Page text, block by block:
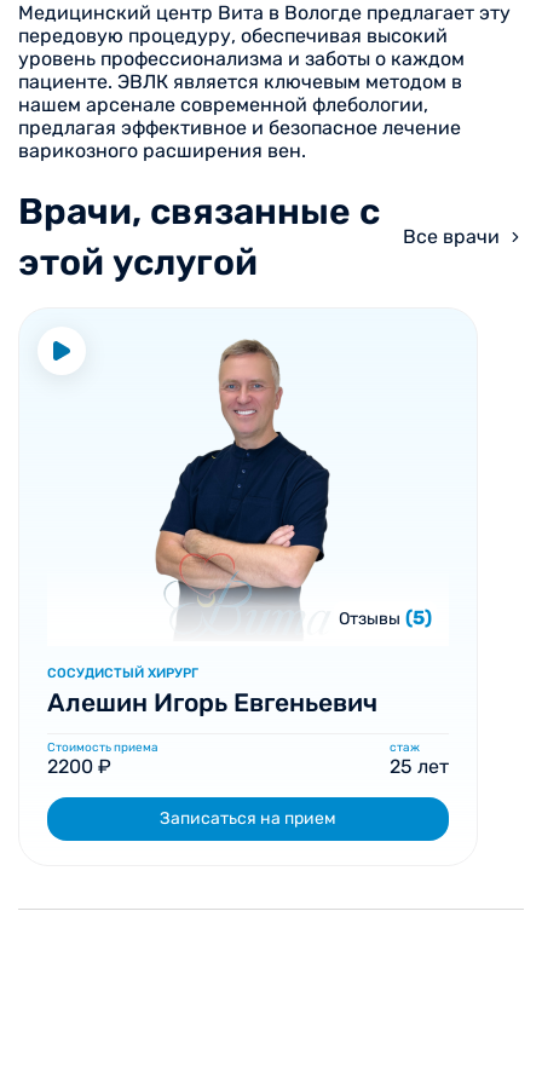
Медицинский центр Вита в Вологде предлагает эту
передовую процедуру, обеспечивая высокий
уровень профессионализма и заботы о каждом
пациенте. ЭВЛК является ключевым методом в
нашем арсенале современной флебологии,
предлагая эффективное и безопасное лечение
варикозного расширения вен.
Врачи, связанные с
этой услугой
Все врачи
Отзывы (5)
СОСУДИСТЫЙ ХИРУРГ
Алешин Игорь Евгеньевич
Стоимость приема
2200 ₽
стаж
25 лет
Записаться на прием